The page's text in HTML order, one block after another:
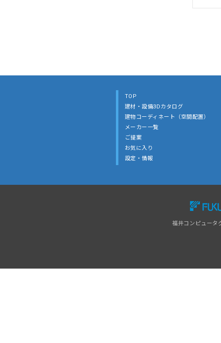
TOP
建材・設備3Dカタログ
建物コーディネート（空間配置）
メーカー一覧
ご提案
お気に入り
設定・情報
福井コンピュータ